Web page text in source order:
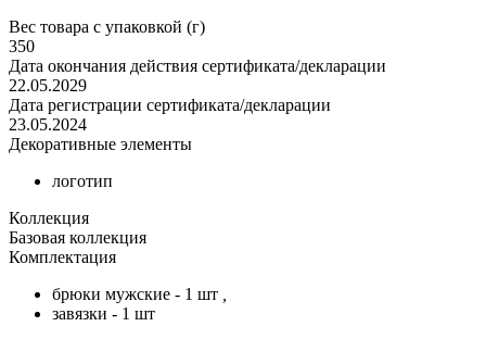
Вес товара с упаковкой (г)
350
Дата окончания действия сертификата/декларации
22.05.2029
Дата регистрации сертификата/декларации
23.05.2024
Декоративные элементы
логотип
Коллекция
Базовая коллекция
Комплектация
брюки мужские - 1 шт
завязки - 1 шт